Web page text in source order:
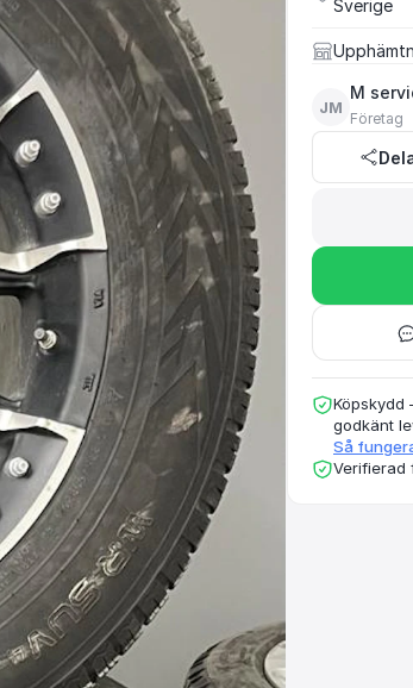
Sverige
JM
M
Företag
Köpskydd
godkänt
Så
Verifierad